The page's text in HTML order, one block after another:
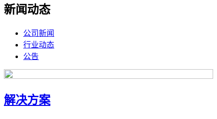
新闻动态
公司新闻
行业动态
公告
解决方案